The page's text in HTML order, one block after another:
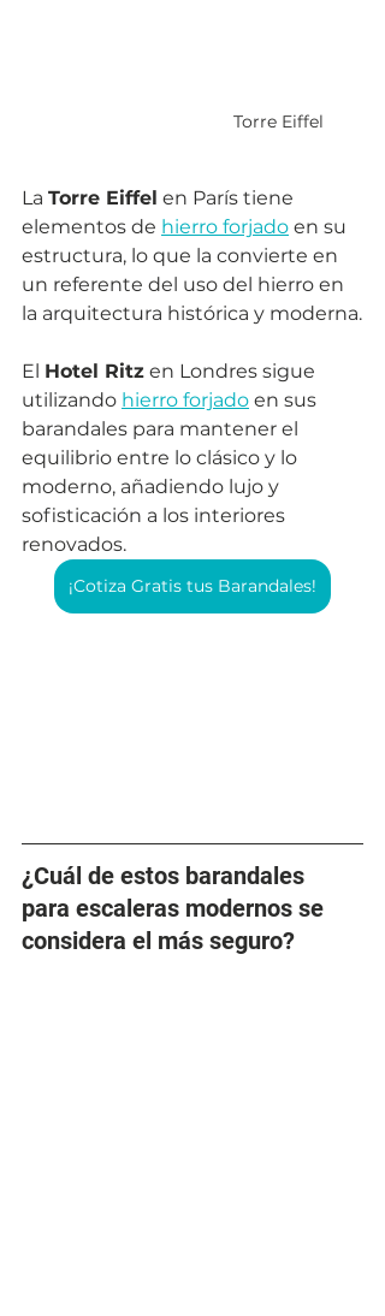
Torre Eiffel
La Torre Eiffel en París tiene
elementos de hierro forjado en su
estructura, lo que la convierte en
un referente del uso del hierro en
la arquitectura histórica y moderna.
El Hotel Ritz en Londres sigue
utilizando hierro forjado en sus
barandales para mantener el
equilibrio entre lo clásico y lo
moderno, añadiendo lujo y
sofisticación a los interiores
renovados.
¡Cotiza Gratis tus Barandales!
¿Cuál de estos barandales
para escaleras modernos se
considera el más seguro?